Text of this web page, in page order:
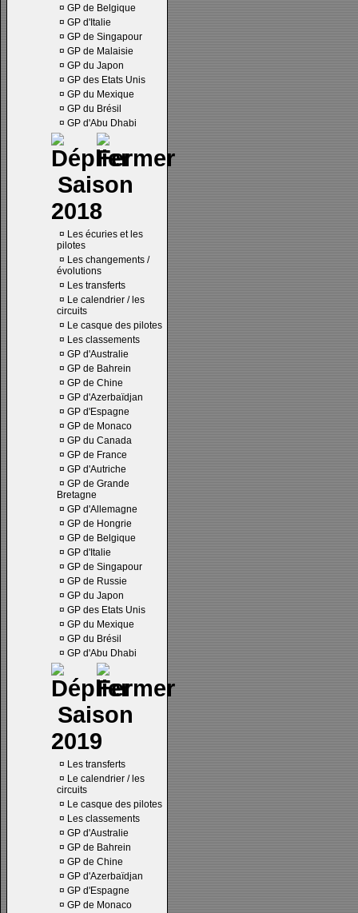
¤ GP de Belgique
¤ GP d'Italie
¤ GP de Singapour
¤ GP de Malaisie
¤ GP du Japon
¤ GP des Etats Unis
¤ GP du Mexique
¤ GP du Brésil
¤ GP d'Abu Dhabi
Saison
2018
¤ Les écuries et les
pilotes
¤ Les changements /
évolutions
¤ Les transferts
¤ Le calendrier / les
circuits
¤ Le casque des pilotes
¤ Les classements
¤ GP d'Australie
¤ GP de Bahrein
¤ GP de Chine
¤ GP d'Azerbaïdjan
¤ GP d'Espagne
¤ GP de Monaco
¤ GP du Canada
¤ GP de France
¤ GP d'Autriche
¤ GP de Grande
Bretagne
¤ GP d'Allemagne
¤ GP de Hongrie
¤ GP de Belgique
¤ GP d'Italie
¤ GP de Singapour
¤ GP de Russie
¤ GP du Japon
¤ GP des Etats Unis
¤ GP du Mexique
¤ GP du Brésil
¤ GP d'Abu Dhabi
Saison
2019
¤ Les transferts
¤ Le calendrier / les
circuits
¤ Le casque des pilotes
¤ Les classements
¤ GP d'Australie
¤ GP de Bahrein
¤ GP de Chine
¤ GP d'Azerbaïdjan
¤ GP d'Espagne
¤ GP de Monaco